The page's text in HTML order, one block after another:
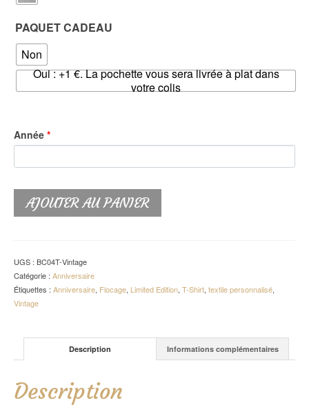
PAQUET CADEAU
Non
Oui : +1 €. La pochette vous sera livrée à plat dans
votre colis
Année *
AJOUTER AU PANIER
UGS : BC04T-Vintage
Catégorie : Anniversaire
Étiquettes : Anniversaire, Flocage, Limited Edition, T-Shirt, textile personnalisé,
Vintage
Description Informations complémentaires
Description